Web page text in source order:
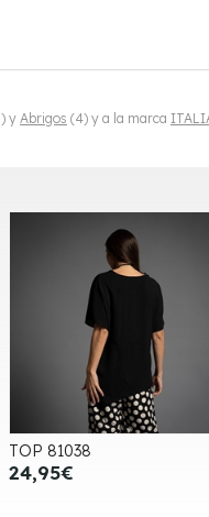
y Abrigos (4) y a la marca
TOP 81038
24,95€